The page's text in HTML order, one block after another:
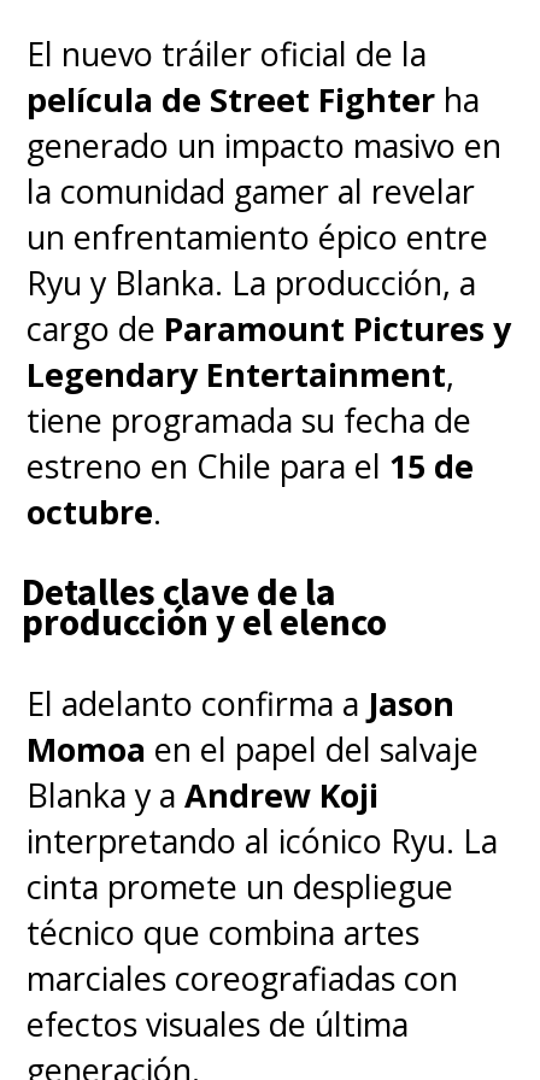
El nuevo tráiler oficial de la
película de Street Fighter ha
generado un impacto masivo en
la comunidad gamer al revelar
un enfrentamiento épico entre
Ryu y Blanka. La producción, a
cargo de Paramount Pictures y
Legendary Entertainment,
tiene programada su fecha de
estreno en Chile para el 15 de
octubre.
Detalles clave de la
producción y el elenco
El adelanto confirma a Jason
Momoa en el papel del salvaje
Blanka y aAndrew Koji
interpretando al icónico Ryu. La
cinta promete un despliegue
técnico que combina artes
marciales coreografiadas con
efectos visuales de última
generación.